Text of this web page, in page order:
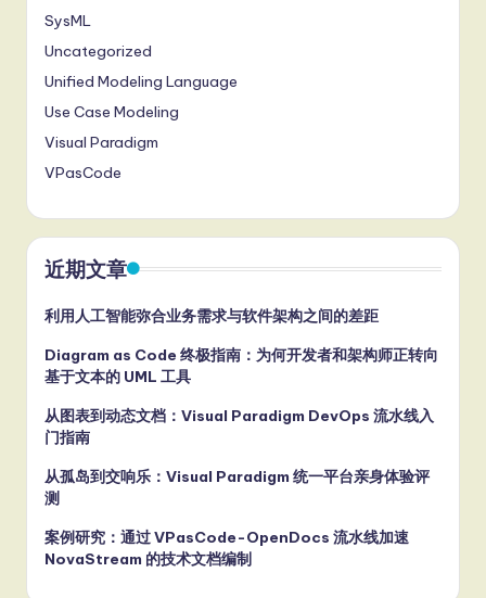
In
n
o
v
a
o
n
SysML
Uncategorized
Unified Modeling Language
Use Case Modeling
Visual Paradigm
VPasCode
近期文章
利用人工智能弥合业务需求与软件架构之间的差距
Diagram as Code 终极指南：为何开发者和架构师正转向
基于文本的 UML 工具
从图表到动态文档：Visual Paradigm DevOps 流水线入
门指南
从孤岛到交响乐：Visual Paradigm 统一平台亲身体验评
测
案例研究：通过 VPasCode-OpenDocs 流水线加速
NovaStream 的技术文档编制